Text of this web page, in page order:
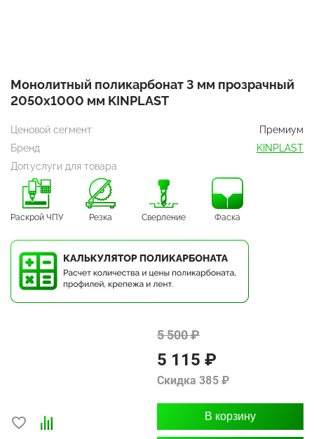
Монолитный поликарбонат 3 мм прозрачный
2050х1000 мм KINPLAST
Ценовой сегмент
Премиум
Бренд
KINPLAST
Доп.услуги для товара
Раскрой ЧПУ Резка Сверление Фаска
5 500 ₽
5 115 ₽
Скидка 385 ₽
В корзину